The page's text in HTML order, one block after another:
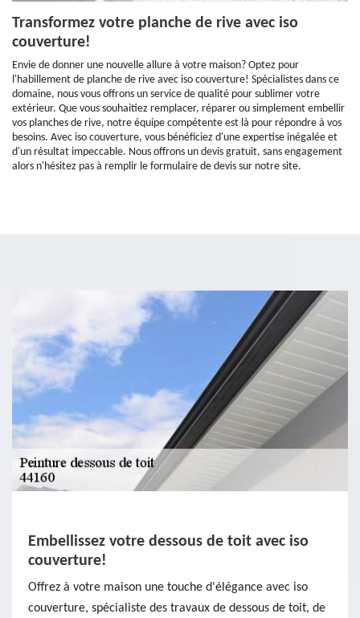
Transformez votre planche de rive avec iso
couverture!
Envie de donner une nouvelle allure à votre maison? Optez pour
l'habillement de planche de rive avec iso couverture! Spécialistes dans ce
domaine, nous vous offrons un service de qualité pour sublimer votre
extérieur. Que vous souhaitiez remplacer, réparer ou simplement embellir
vos planches de rive, notre équipe compétente est là pour répondre à vos
besoins. Avec iso couverture, vous bénéficiez d'une expertise inégalée et
d'un résultat impeccable. Nous offrons un devis gratuit, sans engagement
alors n'hésitez pas à remplir le formulaire de devis sur notre site.
Embellissez votre dessous de toit avec iso
couverture!
Offrez à votre maison une touche d'élégance avec iso
couverture, spécialiste des travaux de dessous de toit, de